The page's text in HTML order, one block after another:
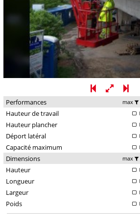
Performances max
Hauteur de travail
Hauteur plancher
Déport latéral
Capacité maximum
Dimensions
max
Hauteur
Longueur
Largeur
Poids